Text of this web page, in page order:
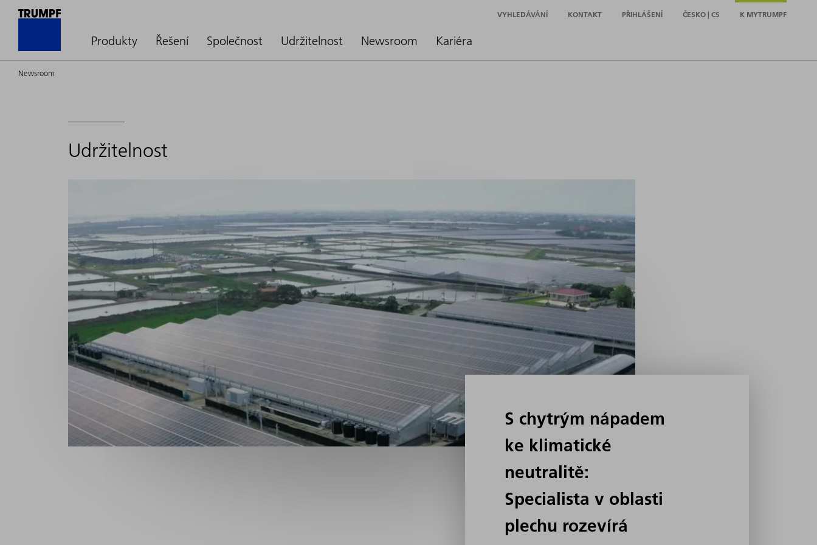
Produkty Řešení Společnost Udržitelnost Newsroom Kariéra
VYHLEDÁVÁNÍ KONTAKT PŘIHLÁŠENÍ ČESKO | CS K MYTRUMPF
Newsroom
Udržitelnost
S chytrým nápadem
ke klimatické
neutralitě:
Specialista v oblasti
plechu rozevírá